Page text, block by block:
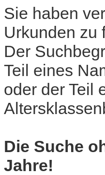
Sie haben
Urkunden zu
Der
Teil eines
oder der Teil
Die Suche
Jahre!